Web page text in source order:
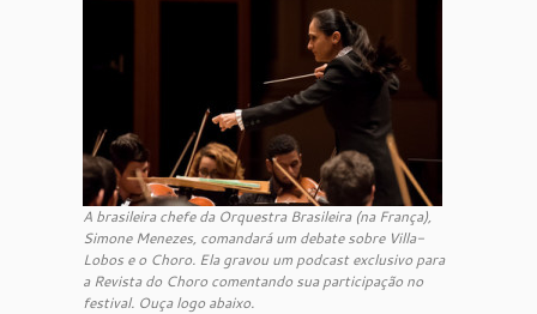
A brasileira chefe da Orquestra Brasileira (na França),
Simone Menezes, comandará um debate sobre Villa-
Lobos e o Choro. Ela gravou um podcast exclusivo para
a Revista do Choro comentando sua participação no
festival. Ouça logo abaixo.